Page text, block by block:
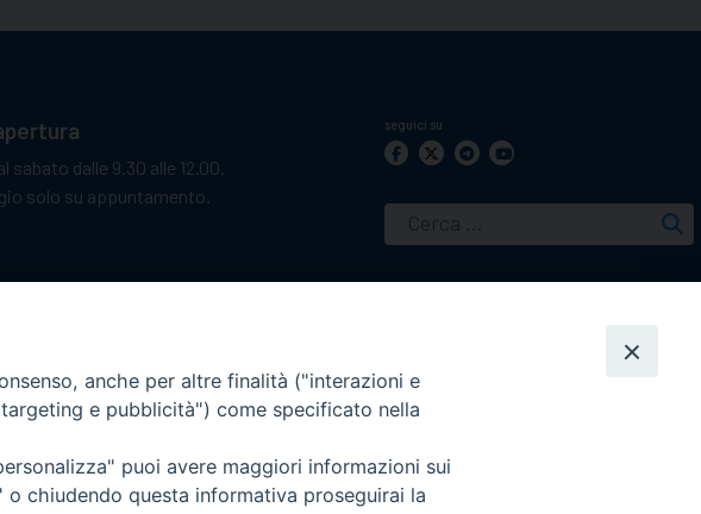
sabato dalle 9.30 alle 12.00.
solo su appuntamento.
seguici su
per:
anche per altre finalità ("interazioni e
e pubblicità") come specificato nella
puoi avere maggiori informazioni sui
chiudendo questa informativa proseguirai la